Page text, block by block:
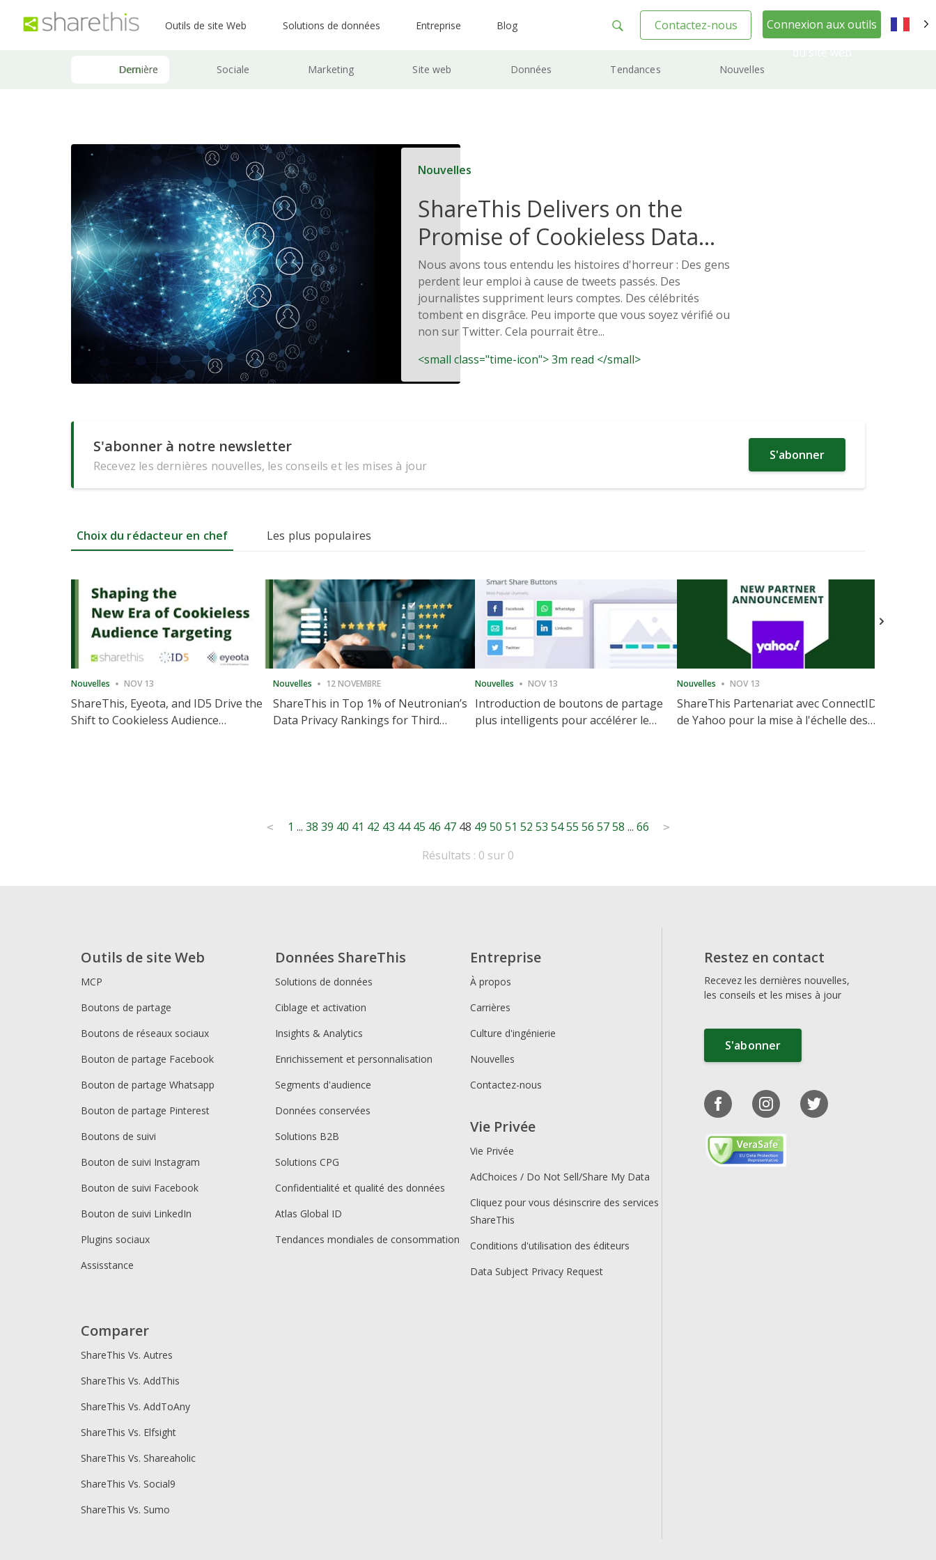
Outils de site Web Solutions de données Entreprise Blog Contactez-nous
Connexion aux outils
Dernière Sociale Marketing Site web Données Tendances Nouvelles
Nouvelles
ShareThis Delivers on the
Promise of Cookieless Data
Solutions
Nous avons tous entendu les histoires d'horreur : Des gens
perdent leur emploi à cause de tweets passés. Des
journalistes suppriment leurs comptes. Des célébrités
tombent en disgrâce. Peu importe que vous soyez vérifié ou
non sur Twitter. Cela pourrait être...
<small class="time-icon"> 3m read </small>
S'abonner à notre newsletter
Recevez les dernières nouvelles, les conseils et les mises à jour
S'abonner
Choix du rédacteur en chef Les plus populaires
Nouvelles NOV 13
ShareThis, Eyeota, and ID5 Drive the
Shift to Cookieless Audience
Nouvelles 12 NOVEMBRE
ShareThis in Top 1% of Neutronian’s
Data Privacy Rankings for Third
Nouvelles NOV 13
Introduction de boutons de partage
plus intelligents pour accélérer le
Nouvelles NOV 13
ShareThis Partenariat avec ConnectID
de Yahoo pour la mise à l'échelle des
< 1 ... 38 39 40 41 42 43 44 45 46 47 48 49 50 51 52 53 54 55 56 57 58 ... 66 >
Résultats : 0 sur 0
Outils de site Web
MCP
Boutons de partage
Boutons de réseaux sociaux
Bouton de partage Facebook
Bouton de partage Whatsapp
Bouton de partage Pinterest
Boutons de suivi
Bouton de suivi Instagram
Bouton de suivi Facebook
Bouton de suivi LinkedIn
Plugins sociaux
Assisstance
Données ShareThis
Solutions de données
Ciblage et activation
Insights & Analytics
Enrichissement et personnalisation
Segments d'audience
Données conservées
Solutions B2B
Solutions CPG
Confidentialité et qualité des données
Atlas Global ID
Tendances mondiales de consommation
Entreprise
À propos
Carrières
Culture d'ingénierie
Nouvelles
Contactez-nous
Vie Privée
Vie Privée
AdChoices / Do Not Sell/Share My Data
Cliquez pour vous désinscrire des services
ShareThis
Conditions d'utilisation des éditeurs
Data Subject Privacy Request
Comparer
ShareThis Vs. Autres
ShareThis Vs. AddThis
ShareThis Vs. AddToAny
ShareThis Vs. Elfsight
ShareThis Vs. Shareaholic
ShareThis Vs. Social9
ShareThis Vs. Sumo
Restez en contact
Recevez les dernières nouvelles,
les conseils et les mises à jour
S'abonner